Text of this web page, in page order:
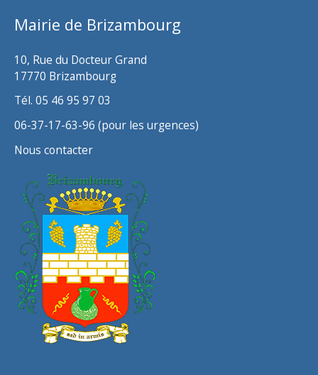
Mairie de Brizambourg
10, Rue du Docteur Grand
17770 Brizambourg
Tél. 05 46 95 97 03
06-37-17-63-96 (pour les urgences)
Nous contacter